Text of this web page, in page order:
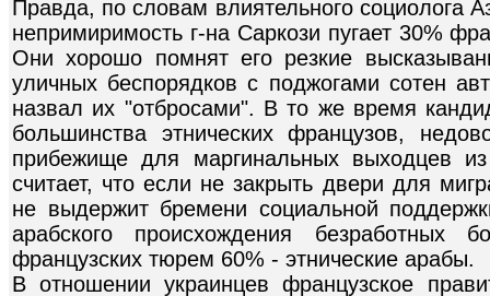
Правда, по словам влиятельного социолога
непримиримость г-на Саркози пугает 30%
Они хорошо помнят его резкие
уличных беспорядков с поджогами сотен
назвал их "отбросами". В то же время
большинства этнических французов,
прибежище для маргинальных выходцев
считает, что если не закрыть двери для
не выдержит бремени социальной
арабского происхождения
французских тюрем 60% - этнические арабы.
В отношении украинцев французское